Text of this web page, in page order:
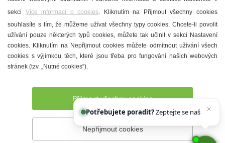
Ubytování
Restaurace
Městské muzeum a galerie
Denní meníčka
Prohlášení o přístupnosti Správce webu
sekci Více informací o cookies. Kliknutím na Přijmout všechny cookies
souhlasíte s tím, že můžeme užívat všechny typy cookies. Chcete-li povolit
užívání pouze některých typů cookies, můžete tak učinit v sekci Nastavení
cookies. Kliknutím na Nepřijmout cookies můžete odmítnout užívání všech
cookies s výjimkou těch, které jsou třeba pro fungování našich webových
stránek (tzv. „Nutné cookies“).
Přijmout všechny cookies
Nepřijmout cookies
Potřebujete poradit?Zeptejte se našeho asistenta